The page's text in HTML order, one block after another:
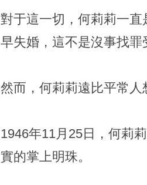
對于這一切，何莉莉一
早失婚，這不是沒事找罪
然而，何莉莉遠比平常
1946年11月25日，何莉
實的掌上明珠。